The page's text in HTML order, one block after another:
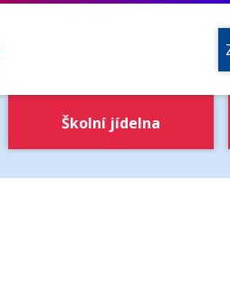
Školní jídelna